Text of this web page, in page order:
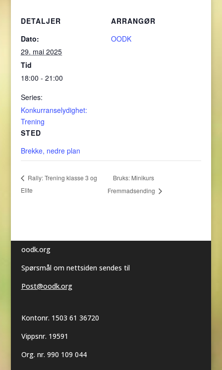
DETALJER
Dato:
29. mai 2025
Tid
18:00 - 21:00
Series:
Konkurranselydighet:
Trening
STED
Brekke, nedre plan
ARRANGØR
OODK
Rally: Trening klasse 3 og
Elite
Bruks: Minikurs
Fremmadsending
oodk.org
Spørsmål om nettsiden sendes til
Post@oodk.org
Kontonr. 1503 61 36720
Vippsnr. 19591
Org. nr. 990 109 044